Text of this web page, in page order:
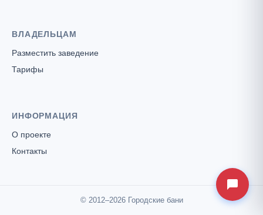
ВЛАДЕЛЬЦАМ
Разместить заведение
Тарифы
ИНФОРМАЦИЯ
О проекте
Контакты
© 2012–2026 Городские бани